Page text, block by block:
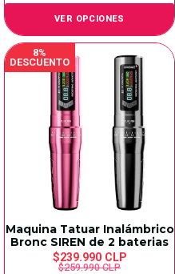
VER OPCIONES
8%
DESCUENTO
Maquina Tatuar Inalámbrico
Bronc SIREN de 2 baterias
$239.990 CLP
$259.990 CLP